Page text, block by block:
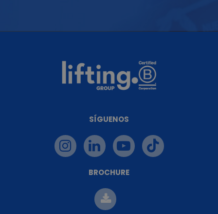
SÍGUENOS
BROCHURE